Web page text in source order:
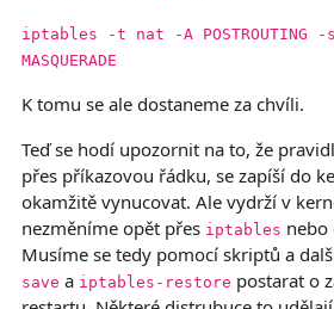
iptables -t nat -A POSTROUTING
MASQUERADE
K tomu se ale dostaneme za chvíli.
Teď se hodí upozornit na to, že
přes příkazovou řádku, se zapíší do
okamžitě vynucovat. Ale vydrží v
nezměníme opět přes iptables nebo
Musíme se tedy pomocí skriptů a
save a iptables-restore postarat o